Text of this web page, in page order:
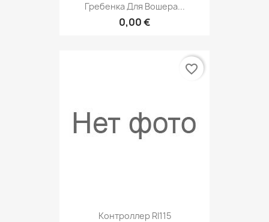
Гребенка Для Вошера...
0,00 €
Контроллер RI115
favorite_border